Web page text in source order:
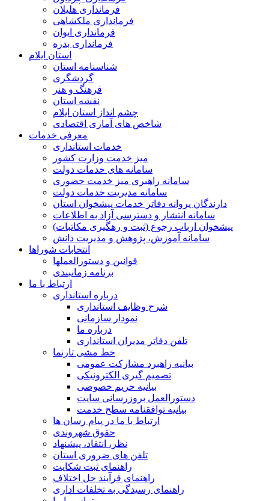
فرمانداری هلیلان
فرمانداری ملکشاهی
فرمانداری ایوان
فرمانداری بدره
استان ایلام
شناسنامه استان
گردشگری
فرهنگ و هنر
نقشه استان
چشم انداز استان ایلام
شاخص های آماری اقتصادی
معرفی خدمات
خدمات استانداری
میز خدمت وزارت کشور
سامانه های خدمات دولت
سامانه راهبری میز خدمت حضوری
سامانه مدیریت خدمات دولت
دارندگان پروانه دفاتر خدمات پیشخوان استان
سامانه انتشار و دسترسی آزاد به اطلاعات
پیشخوان ارباب رجوع (ثبت و رهگیری مکاتبات)
سامانه آموزش، پژوهش و مدیریت دانش
انتخابات شوراها
قوانین و دستورالعملها
برنامه زمانبندی
ارتباط با ما
درباره استانداری
شرح وظایف استانداری
نمودار سازمانی
درباره ما
تلفن دفاتر مدیران استانداری
خط مشی تارنما
بیانیه راهبرد مشارکت عمومی
تصمیم گیری الکترونیکی
بیانیه حریم خصوصی
دستورالعمل بروزرسانی سایت
بیانیه توافقنامه سطح خدمت
ارتباط با ما در پیام رسان ها
حقوق شهروندی
نظر، انتقاد، پیشنهاد
تلفن های ضروری استان
راهنمای ثبت شکایت
راهنمای فرآیند حل اختلاف
راهنمای رسیدگی به تخلفات اداری